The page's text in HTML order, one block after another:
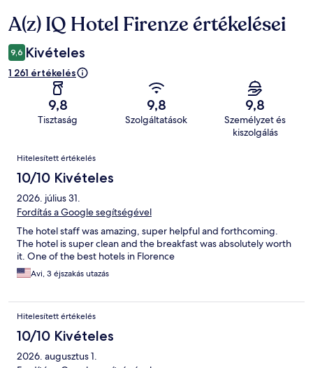
Értékelések
A(z) IQ Hotel Firenze értékelései
9,6 Kivételes
1 261 értékelés
9,8
Tisztaság
9,8
Szolgáltatások
9,8
Személyzet és
kiszolgálás
Értékelések
Hitelesített értékelés
10/10 Kivételes
2026. július 31.
Fordítás a Google segítségével
The hotel staff was amazing, super helpful and forthcoming.
The hotel is super clean and the breakfast was absolutely worth
it. One of the best hotels in Florence
Avi, 3 éjszakás utazás
Hitelesített értékelés
10/10 Kivételes
2026. augusztus 1.